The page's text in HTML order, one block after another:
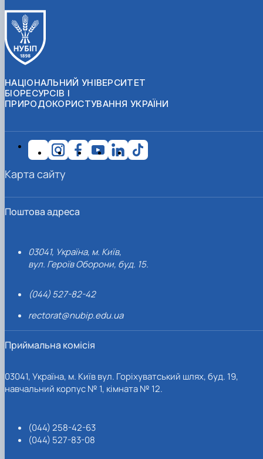
НАЦІОНАЛЬНИЙ УНІВЕРСИТЕТ
БІОРЕСУРСІВ І
ПРИРОДОКОРИСТУВАННЯ УКРАЇНИ
Поштова адреса
03041, Україна, м. Київ,
вул. Героїв Оборони, буд. 15.
(044) 527-82-42
rectorat@nubip.edu.ua
Приймальна комісія
03041, Україна, м. Київ вул. Горіхуватський шлях, буд. 19,
навчальний корпус № 1, кімната № 12.
(044) 258-42-63
(044) 527-83-08
Карта сайту